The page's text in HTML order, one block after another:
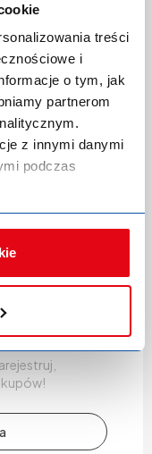
treści
i
o tym, jak
partnerom
z innymi danymi
podczas
mm x 20 m
paroprzepuszczalnych i